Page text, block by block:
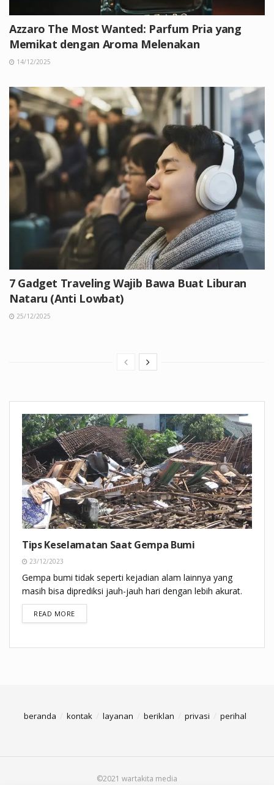
Azzaro The Most Wanted: Parfum Pria yang
Memikat dengan Aroma Melenakan
14/12/2025
7 Gadget Traveling Wajib Bawa Buat Liburan
Nataru (Anti Lowbat)
25/12/2025
Tips Keselamatan Saat Gempa Bumi
23/12/2023
Gempa bumi tidak seperti kejadian alam lainnya yang
masih bisa diprediksi jauh-jauh hari dengan lebih akurat.
READ MOREDETAILS
beranda kontak layanan beriklan privasi perihal
©2021 wartakita media